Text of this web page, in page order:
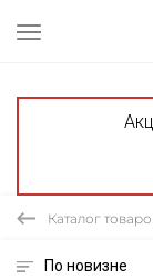
Каталог
По новизне